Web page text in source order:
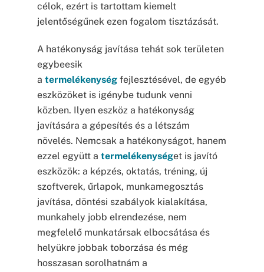
célok, ezért is tartottam kiemelt
jelentőségűnek ezen fogalom tisztázását.
A hatékonyság javítása tehát sok területen
egybeesik
a termelékenységfejlesztésével, de egyéb
eszközöket is igénybe tudunk venni
közben. Ilyen eszköz a hatékonyság
javítására a gépesítés és a létszám
növelés. Nemcsak a hatékonyságot, hanem
ezzel együtt a termelékenységet is javító
eszközök: a képzés, oktatás, tréning, új
szoftverek, űrlapok, munkamegosztás
javítása, döntési szabályok kialakítása,
munkahely jobb elrendezése, nem
megfelelő munkatársak elbocsátása és
helyükre jobbak toborzása és még
hosszasan sorolhatnám a